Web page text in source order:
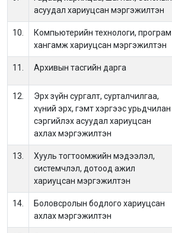
асуудал хариуцсан мэргэжилтэн
10.
Компьютерийн технологи, програм
хангамж хариуцсан мэргэжилтэн
11. Архивын тасгийн дарга
12.
Эрх зүйн сургалт, сурталчилгаа,
хүний эрх, гэмт хэргээс урьдчилан
сэргийлэх асуудал хариуцсан
ахлах мэргэжилтэн
13.
Хууль тогтоомжийн мэдээлэл,
системчлэл, дотоод ажил
хариуцсан мэргэжилтэн
14.
Боловсролын бодлого хариуцсан
ахлах мэргэжилтэн